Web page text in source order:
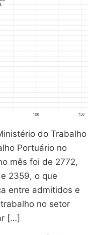
do Trabalho
Portuário no
mês foi de 2772,
2359, o que
entre admitidos e
no setor
[…]